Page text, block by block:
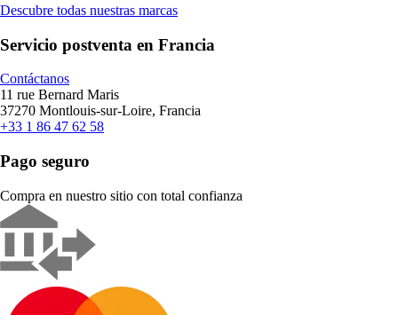
Descubre todas nuestras marcas
Servicio postventa en Francia
Contáctanos
11 rue Bernard Maris
37270 Montlouis-sur-Loire, Francia
+33 1 86 47 62 58
Pago seguro
Compra en nuestro sitio con total confianza